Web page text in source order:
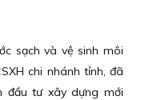
sạch và vệ sinh môi
chi nhánh tỉnh, đã
đầu tư xây dựng mới